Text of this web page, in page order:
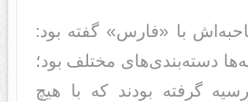
با «فارس» گفته بود:
دسته‌بندی‌های مختلف بود؛
گرفته بودند که با هیچ